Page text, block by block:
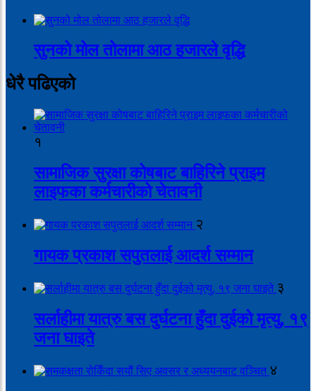
सुनको मोल तोलामा आठ हजारले वृद्धि
धेरै पढिएको
१
सामाजिक सुरक्षा कोषबाट बाहिरिने प्राइम
लाइफका कर्मचारीको चेतावनी
२
गायक प्रकाश सपुतलाई आदर्श सम्मान
३
सर्लाहीमा यात्रु बस दुर्घटना हुँदा दुईको मृत्यु, १९
जना घाइते
४